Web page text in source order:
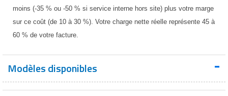
Matériel de musculation
Vêtement sportif
Rôtisserie professionnelle
Sautause professionnelle
Table de cuisson professionnelle
Tables de préparation réfrigérées
moins (-35 % ou -50 % si service interne hors site) plus votre marge
sur ce coût (de 10 à 30 %). Votre charge nette réelle représente 45 à
60 % de votre facture.
Modèles disponibles